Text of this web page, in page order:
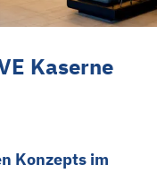
Kaserne
Konzepts im